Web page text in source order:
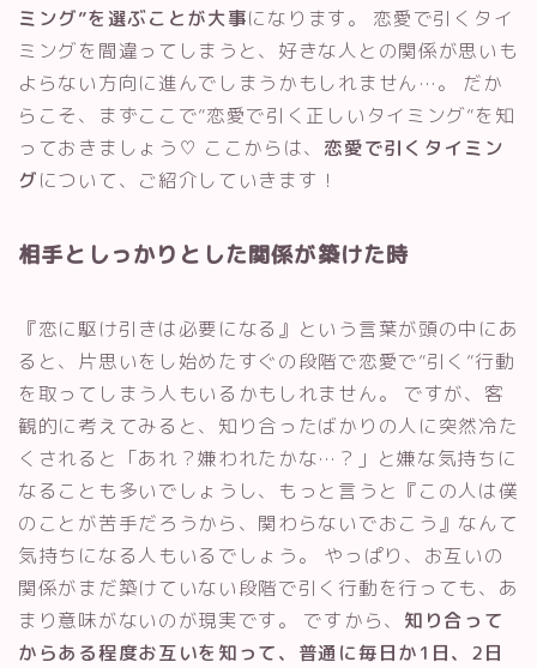
ミング”を選ぶことが大事になります。 恋愛で引くタイ
ミングを間違ってしまうと、好きな人との関係が思いも
よらない方向に進んでしまうかもしれません…。 だか
らこそ、まずここで”恋愛で引く正しいタイミング”を知
っておきましょう♡ ここからは、 恋愛で引くタイミン
グについて、ご紹介していきます！
相手としっかりとした関係が築けた時
『恋に駆け引きは必要になる』という言葉が頭の中にあ
ると、片思いをし始めたすぐの段階で恋愛で”引く”行動
を取ってしまう人もいるかもしれません。 ですが、客
観的に考えてみると、知り合ったばかりの人に突然冷た
くされると「あれ？嫌われたかな…？」と嫌な気持ちに
なることも多いでしょうし、もっと言うと『この人は僕
のことが苦手だろうから、関わらないでおこう』なんて
気持ちになる人もいるでしょう。 やっぱり、お互いの
関係がまだ築けていない段階で引く行動を行っても、あ
まり意味がないのが現実です。 ですから、 知り合って
からある程度お互いを知って、普通に毎日か1日、2日